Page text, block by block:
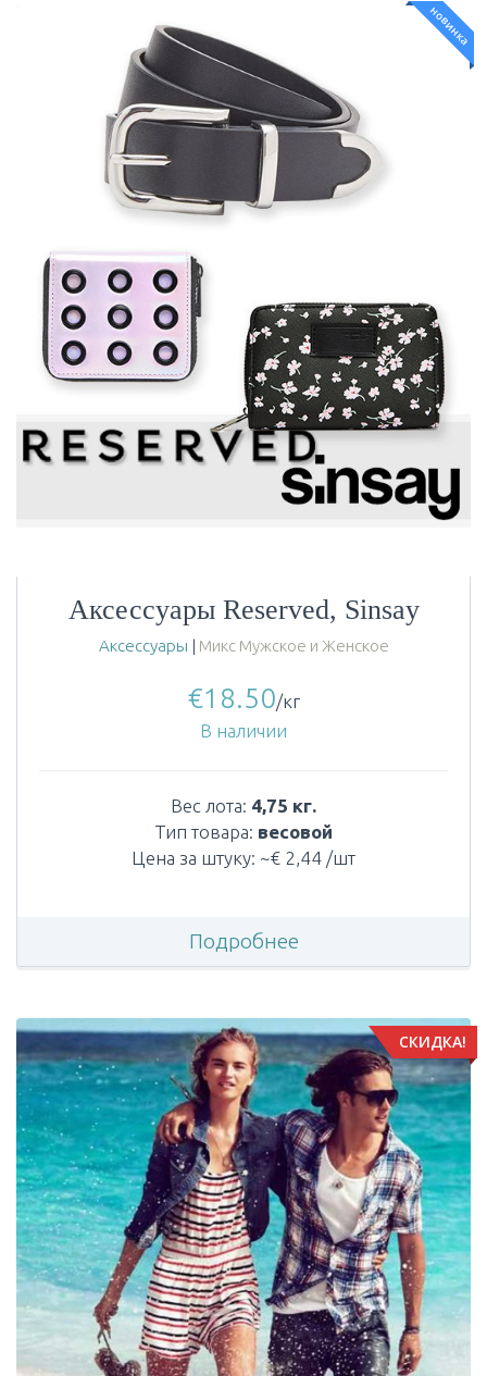
новинка
Аксессуары Reserved, Sinsay
Аксессуары | Микс Мужское и Женское
€18.50/кг
В наличии
Вес лота: 4,75 кг.
Тип товара: весовой
Цена за штуку: ~€ 2,44 /шт
Подробнее
СКИДКА!